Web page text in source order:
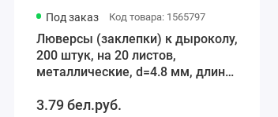
Под заказ Код товара: 1565797
Люверсы (заклепки) к дыроколу,
200 штук, на 20 листов,
металлические, d=4.8 мм, длина
3.79 бел.руб.